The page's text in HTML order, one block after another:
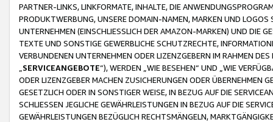
PARTNER-LINKS, LINKFORMATE, INHALTE, DIE
PRODUKTWERBUNG, UNSERE DOMAIN-NAMEN, MARKEN UND
UNTERNEHMEN (EINSCHLIESSLICH DER AMAZON-MARKEN) UND DIE
TEXTE UND SONSTIGE GEWERBLICHE SCHUTZRECHTE,
VERBUNDENEN UNTERNEHMEN ODER LIZENZGEBERN IM RAHMEN
SERVICEANGEBOTE“), WERDEN „WIE BESEHEN“ UND „WIE
ODER LIZENZGEBER MACHEN ZUSICHERUNGEN ODER ÜBERNEHMEN
GESETZLICH ODER IN SONSTIGER WEISE, IN BEZUG AUF DIE
SCHLIESSEN JEGLICHE GEWÄHRLEISTUNGEN IN BEZUG AUF DIE
GEWÄHRLEISTUNGEN BEZÜGLICH RECHTSMÄNGELN,